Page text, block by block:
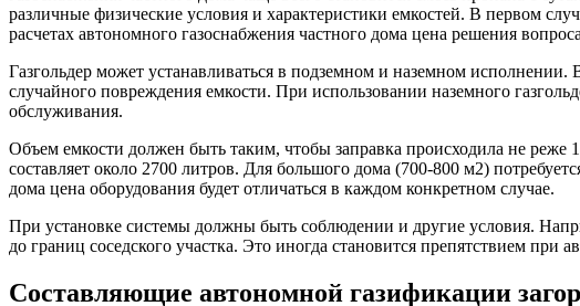
различные физические условия и характеристики емкостей. В первом
расчетах автономного газоснабжения частного дома цена решения
Газгольдер может устанавливаться в подземном и наземном
случайного повреждения емкости. При использовании наземного
обслуживания.
Объем емкости должен быть таким, чтобы заправка происходила не
составляет около 2700 литров. Для большого дома (700-800 м2)
дома цена оборудования будет отличаться в каждом конкретном случае.
При установке системы должны быть соблюдении и другие условия.
до границ соседского участка. Это иногда становится препятствием при
Составляющие автономной газификации